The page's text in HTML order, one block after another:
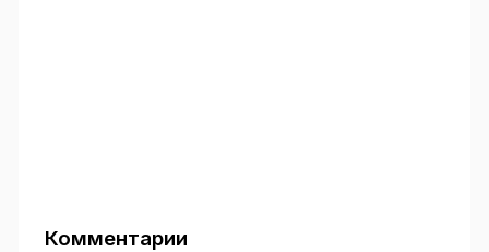
Комментарии